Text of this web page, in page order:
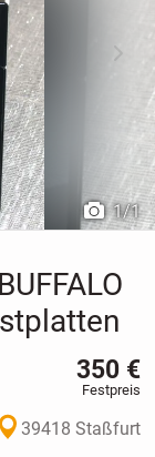
1/1
350 €
Festpreis
39418 Staßfurt